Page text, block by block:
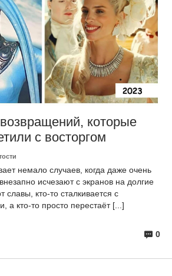
которые
с восторгом
немало случаев, когда даже очень
исчезают с экранов на долгие
славы, кто-то сталкивается с
а кто-то просто перестаёт [...]
0